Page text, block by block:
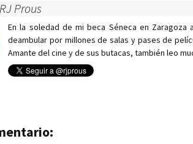
Prous
En la soledad de mi beca Séneca en
deambular por millones de salas y pases de
Amante del cine y de sus butacas, también leo
de entradas